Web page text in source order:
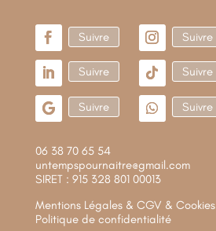
Suivre Suivre
Suivre Suivre
Suivre Suivre
06 38 70 65 54
untempspournaitre@gmail.com
SIRET : 915 328 801 00013
Mentions Légales & CGV & Cookies
Politique de confidentialité